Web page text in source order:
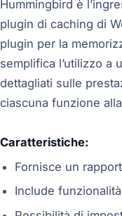
Hummingbird è
plugin di caching di
plugin per la
semplifica l’utilizzo a
dettagliati sulle
ciascuna funzione
Caratteristiche:
Fornisce un
Include